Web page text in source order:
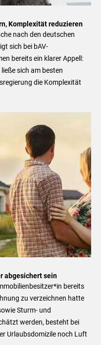
Komplexität reduzieren
nach den deutschen
sich bei bAV-
bereits ein klarer Appell:
sich am besten
die Komplexität
abgesichert sein
bereits
zu verzeichnen hatte
Sturm- und
werden, besteht bei
Urlaubsdomizile noch Luft